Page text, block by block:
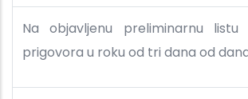
Na objavljenu preliminarnu
prigovora u roku od tri dana od